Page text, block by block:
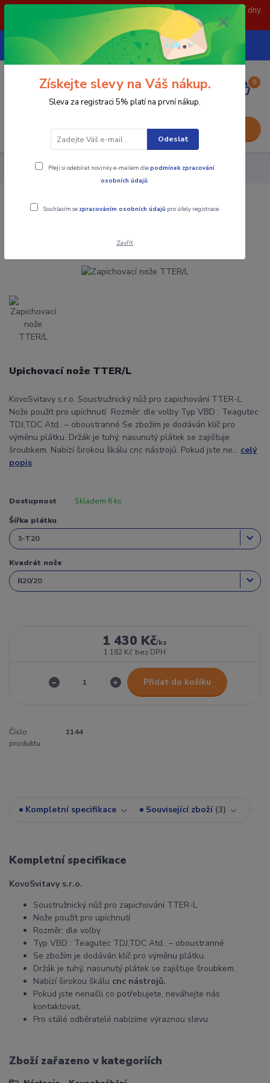
POZOR: 31.7 , 3.8 a 5.8- zavřeno. objednávky odešleme následující dny.
Děkujeme za pochopení.
CZK
739252246
(Po-Pá, 8-15 hod.)
0
0,00 Kč
Nástroje - Kovoobrábění Zapichovací nože TTER/L
Zapichovací nože TTER/L
Upichovací nože TTER/L
KovoSvitavy s.r.o. Soustružnický nůž pro zapichování TTER-L
Nože použít pro upíchnutí Rozměr: dle volby Typ VBD : Teagutec
TDJ,TDC Atd.. – oboustranné Se zbožím je dodáván klíč pro
výměnu plátku. Držák je tuhý, nasunutý plátek se zajišťuje
šroubkem. Nabízí širokou škálu cnc nástrojů. Pokud jste ne... celý
popis
Dostupnost Skladem 6 ks
Šířka plátku
Kvadrát nože
1 430 Kč/ks
1 182 Kč bez DPH
Přidat do košíku
Číslo
produktu:
1144
Kompletní specifikace Související zboží 3
Kompletní specifikace
KovoSvitavy s.r.o.
Soustružnický nůž pro zapichování TTER-L
Nože použít pro upíchnutí
Rozměr: dle volby
Typ VBD : Teagutec TDJ,TDC Atd.. – oboustranné
Se zbožím je dodáván klíč pro výměnu plátku.
Držák je tuhý, nasunutý plátek se zajišťuje šroubkem.
Nabízí širokou škálu cnc nástrojů.
Pokud jste nenašli co potřebujete, neváhejte nás
kontaktovat,
Pro stálé odběratelé nabízíme výraznou slevu
Zboží zařazeno v kategoriích
Získejte slevy na Váš nákup.
Sleva za registraci 5% platí na první nákup.
Odeslat
Přeji si odebírat novinky e-mailem dlepodmínek zpracování
osobních údajů.
Souhlasím se zpracováním osobních údajů pro účely registrace.
Zavřít